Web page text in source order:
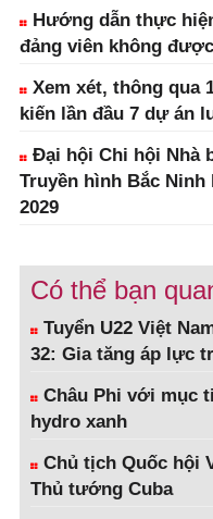
Hướng dẫn thực
đảng viên không
Xem xét, thông qua
kiến lần đầu 7 dự án
Đại hội Chi hội Nhà
Truyền hình Bắc Ninh
2029
Có thể bạn
Tuyển U22 Việt
32: Gia tăng áp lực
Châu Phi với mục
hydro xanh
Chủ tịch Quốc hội
Thủ tướng Cuba